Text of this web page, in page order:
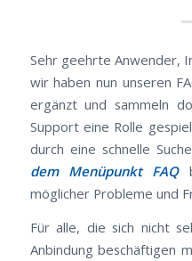
Sehr geehrte Anwender,
wir haben nun unseren
ergänzt und sammeln
Support eine Rolle
durch eine schnelle
dem Menüpunkt FAQ
möglicher Probleme und
Für alle, die sich nicht
Anbindung beschäftigen